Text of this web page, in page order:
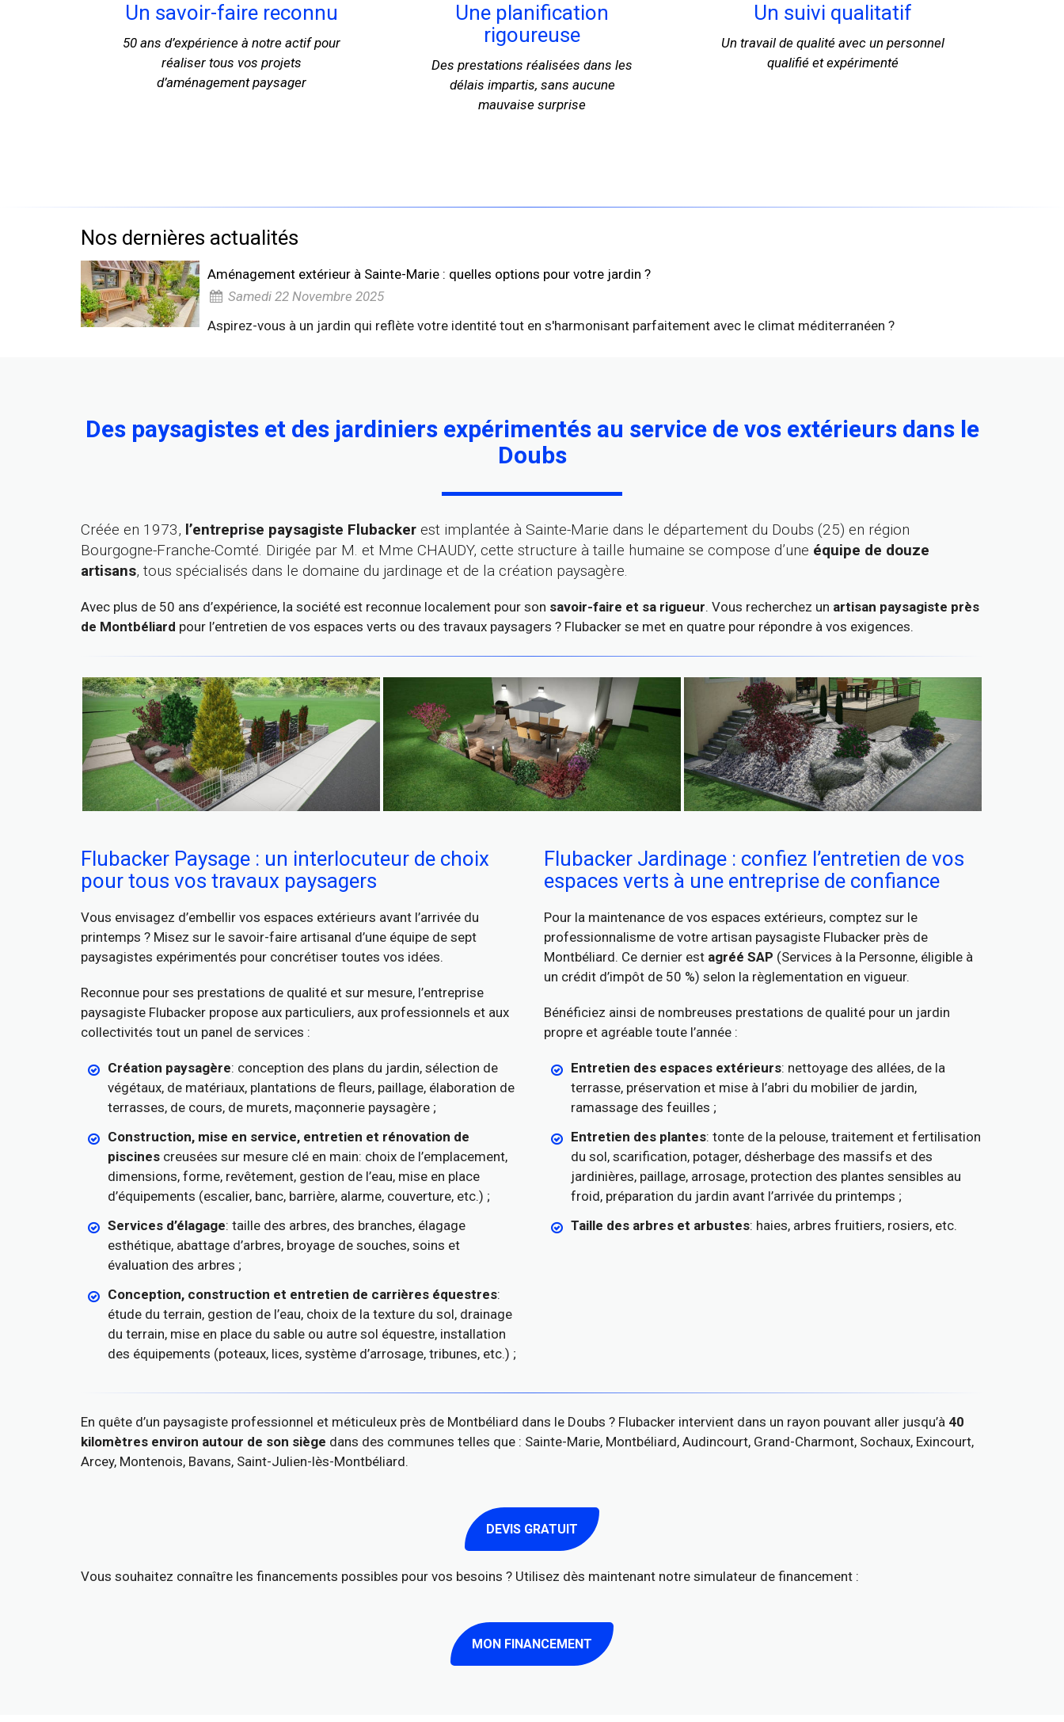
Un savoir-faire reconnu
50 ans d’expérience à notre actif pour
réaliser tous vos projets
d’aménagement paysager
Une planification
rigoureuse
Des prestations réalisées dans les
délais impartis, sans aucune
mauvaise surprise
Un suivi qualitatif
Un travail de qualité avec un personnel
qualifié et expérimenté
Nos dernières actualités
Aménagement extérieur à Sainte-Marie : quelles options pour votre jardin ?
Samedi 22 Novembre 2025
Aspirez-vous à un jardin qui reflète votre identité tout en s'harmonisant parfaitement avec le climat méditerranéen ?
Des paysagistes et des jardiniers expérimentés au service de vos extérieurs dans le
Doubs
Créée en 1973, l’entreprise paysagiste Flubacker est implantée à Sainte-Marie dans le département du Doubs (25) en région
Bourgogne-Franche-Comté. Dirigée par M. et Mme CHAUDY, cette structure à taille humaine se compose d’une équipe de douze
artisans, tous spécialisés dans le domaine du jardinage et de la création paysagère.
Avec plus de 50 ans d’expérience, la société est reconnue localement pour son savoir-faire et sa rigueur. Vous recherchez un artisan paysagiste près
de Montbéliard pour l’entretien de vos espaces verts ou des travaux paysagers ? Flubacker se met en quatre pour répondre à vos exigences.
Flubacker Paysage : un interlocuteur de choix
pour tous vos travaux paysagers
Vous envisagez d’embellir vos espaces extérieurs avant l’arrivée du
printemps ? Misez sur le savoir-faire artisanal d’une équipe de sept
paysagistes expérimentés pour concrétiser toutes vos idées.
Reconnue pour ses prestations de qualité et sur mesure, l’entreprise
paysagiste Flubacker propose aux particuliers, aux professionnels et aux
collectivités tout un panel de services :
Création paysagère: conception des plans du jardin, sélection de
végétaux, de matériaux, plantations de fleurs, paillage, élaboration de
terrasses, de cours, de murets, maçonnerie paysagère ;
Construction, mise en service, entretien et rénovation de
piscines creusées sur mesure clé en main: choix de l’emplacement,
dimensions, forme, revêtement, gestion de l’eau, mise en place
d’équipements (escalier, banc, barrière, alarme, couverture, etc.) ;
Services d’élagage: taille des arbres, des branches, élagage
esthétique, abattage d’arbres, broyage de souches, soins et
évaluation des arbres ;
Conception, construction et entretien de carrières équestres:
étude du terrain, gestion de l’eau, choix de la texture du sol, drainage
du terrain, mise en place du sable ou autre sol équestre, installation
des équipements (poteaux, lices, système d’arrosage, tribunes, etc.) ;
Flubacker Jardinage : confiez l’entretien de vos
espaces verts à une entreprise de confiance
Pour la maintenance de vos espaces extérieurs, comptez sur le
professionnalisme de votre artisan paysagiste Flubacker près de
Montbéliard. Ce dernier est agréé SAP (Services à la Personne, éligible à
un crédit d’impôt de 50 %) selon la règlementation en vigueur.
Bénéficiez ainsi de nombreuses prestations de qualité pour un jardin
propre et agréable toute l’année :
Entretien des espaces extérieurs: nettoyage des allées, de la
terrasse, préservation et mise à l’abri du mobilier de jardin,
ramassage des feuilles ;
Entretien des plantes: tonte de la pelouse, traitement et fertilisation
du sol, scarification, potager, désherbage des massifs et des
jardinières, paillage, arrosage, protection des plantes sensibles au
froid, préparation du jardin avant l’arrivée du printemps ;
Taille des arbres et arbustes: haies, arbres fruitiers, rosiers, etc.
En quête d’un paysagiste professionnel et méticuleux près de Montbéliard dans le Doubs ? Flubacker intervient dans un rayon pouvant aller jusqu’à 40
kilomètres environ autour de son siège dans des communes telles que : Sainte-Marie, Montbéliard, Audincourt, Grand-Charmont, Sochaux, Exincourt,
Arcey, Montenois, Bavans, Saint-Julien-lès-Montbéliard.
DEVIS GRATUIT
Vous souhaitez connaître les financements possibles pour vos besoins ? Utilisez dès maintenant notre simulateur de financement :
MON FINANCEMENT